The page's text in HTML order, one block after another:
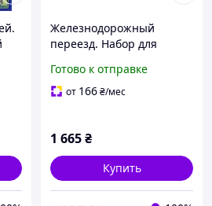
Железнодорожный
переезд. Набор для
масштабе 1/35. MINIART
36059
Готово к отправке
от 166₴/мес
1 665₴
Купить